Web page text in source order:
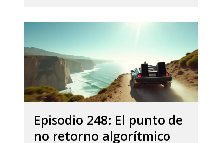
Episodio 248: El punto de
no retorno algorítmico